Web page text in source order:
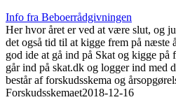
Info fra Beboer­rådgivningen
Her hvor året er ved at være slut, og
det også tid til at kigge frem på næste
god ide at gå ind på Skat og kigge på
går ind på skat.dk og logger ind med
består af forskudsskema og
Forskudsskemaet2018-12-16